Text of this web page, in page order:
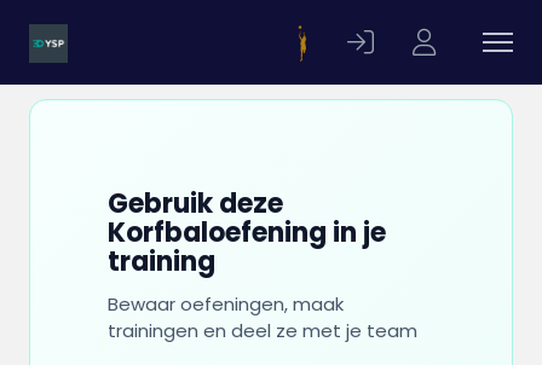
Gebruik deze
Korfbaloefening in je
training
Bewaar oefeningen, maak
trainingen en deel ze met je team